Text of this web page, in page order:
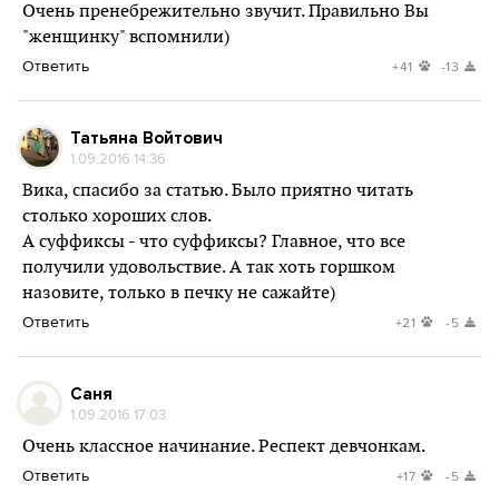
Очень пренебрежительно звучит. Правильно Вы
"женщинку" вспомнили)
Ответить +41 -13
Татьяна Войтович
1.09.2016 14:36
Вика, спасибо за статью. Было приятно читать
столько хороших слов.
А суффиксы - что суффиксы? Главное, что все
получили удовольствие. А так хоть горшком
назовите, только в печку не сажайте)
Ответить +21 -5
Саня
1.09.2016 17:03
Очень классное начинание. Респект девчонкам.
Ответить +17 -5